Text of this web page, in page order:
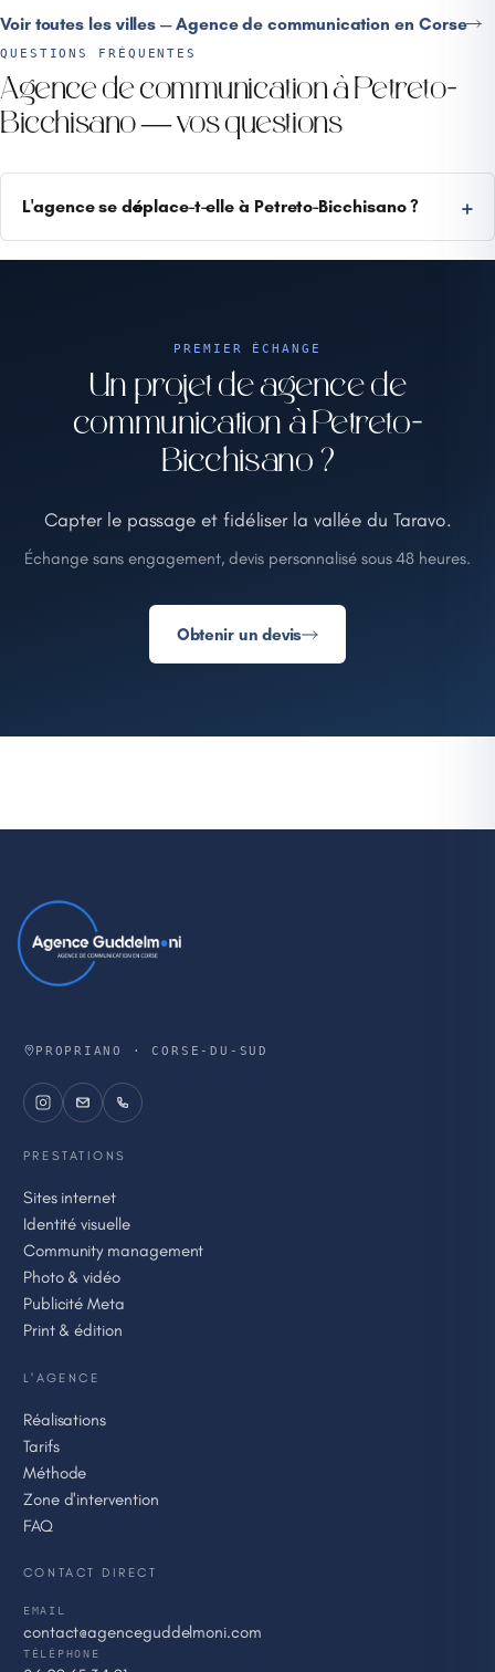
Voir toutes les villes — Agence de communication en Corse
QUESTIONS FRÉQUENTES
Agence de communication à Petreto-
Bicchisano — vos questions
L'agence se déplace-t-elle à Petreto-Bicchisano ?
PREMIER ÉCHANGE
Un projet de agence de
communication à Petreto-
Bicchisano ?
Capter le passage et fidéliser la vallée du Taravo.
Échange sans engagement, devis personnalisé sous 48 heures.
Obtenir un devis
PROPRIANO · CORSE-DU-SUD
PRESTATIONS
Sites internet
Identité visuelle
Community management
Photo & vidéo
Publicité Meta
Print & édition
L'AGENCE
Réalisations
Tarifs
Méthode
Zone d'intervention
FAQ
CONTACT DIRECT
EMAIL
contact@agenceguddelmoni.com
TÉLÉPHONE